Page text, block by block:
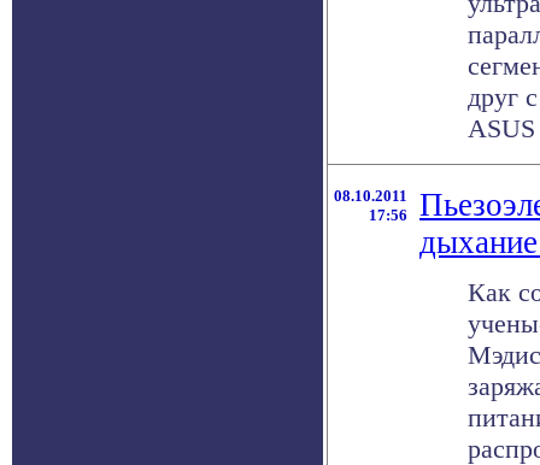
друг
08.10.2011
17:56
Как